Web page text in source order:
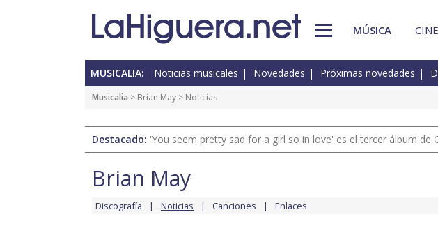
MÚSICA CINE
MUSICALIA: Noticias musicales Novedades Próximas novedades
Musicalia > Brian May > Noticias
Destacado: 'You seem pretty sad for a girl so in love' es el tercer álbum de
Brian May
Discografía Noticias Canciones Enlaces